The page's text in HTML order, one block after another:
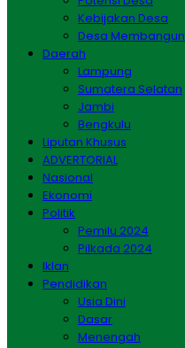
Kebijakan Desa
Desa Membangun
Daerah
Lampung
Sumatera Selatan
Jambi
Bengkulu
Liputan Khusus
ADVERTORIAL
Nasional
Ekonomi
Politik
Pemilu 2024
Pilkada 2024
Iklan
Pendidikan
Usia Dini
Dasar
Menengah